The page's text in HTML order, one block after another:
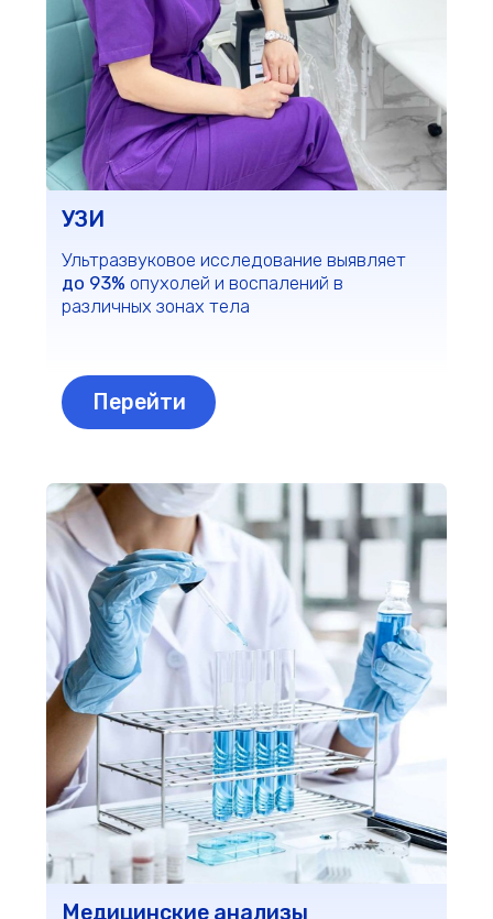
Перейти
Запишись на
бесплатную
диагностику
Заполни форму, и в ближайшее
Записаться на прием
Лечение в рассрочку —
без переплат и
сложностей
Теперь не нужно откладывать заботу о
здоровье. Мы предлагаем рассрочку — без
процентов, без справок, без визита в банк.
Срок до 12
Одобрение
минут
Оставить заявку